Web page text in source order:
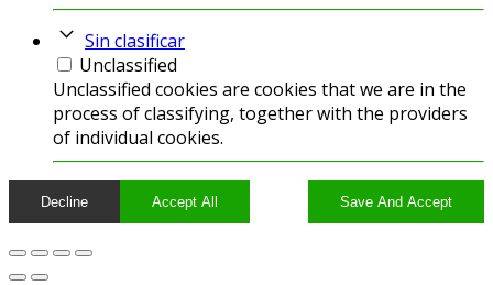
Sin clasificar
Unclassified
Unclassified cookies are cookies that we are in the
process of classifying, together with the providers
of individual cookies.
Decline Accept All Save And Accept